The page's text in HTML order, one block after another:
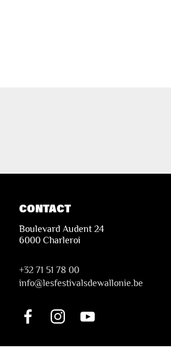
CONTACT
Boulevard Audent 24
6000 Charleroi
+32 71 51 78 00
info@lesfestivalsdewallonie.be